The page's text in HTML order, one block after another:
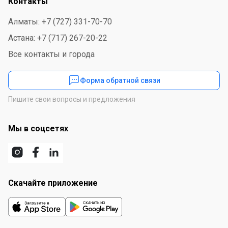
логотипа, как слепого, так и методом фольгирования.
Подходят под персонализацию.
Алматы: +7 (727) 331-70-70
Астана: +7 (717) 267-20-22
Все контакты и города
Форма обратной связи
Пишите свои вопросы и предложения
Мы в соцсетях
Скачайте приложение